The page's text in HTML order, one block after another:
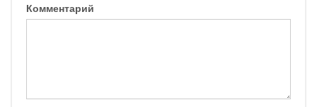
Комментарий